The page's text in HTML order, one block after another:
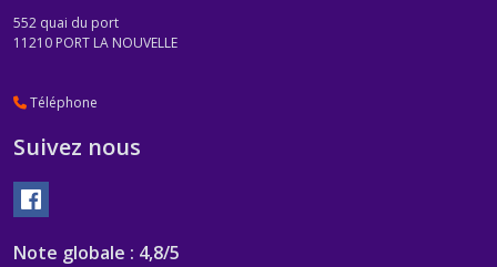
552 quai du port
11210 PORT LA NOUVELLE
Téléphone
Suivez nous
Note globale : 4,8/5